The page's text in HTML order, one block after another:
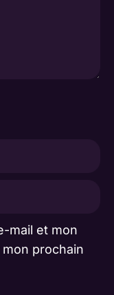
mail et mon
prochain